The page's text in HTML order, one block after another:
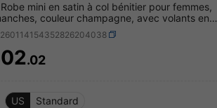
mini en satin à col bénitier pour femmes,
couleur champagne, avec volants en
sur les côtés et sangles ajustables croisées
fêtes d'été
AND AVAILABILITY
.02
US Standard